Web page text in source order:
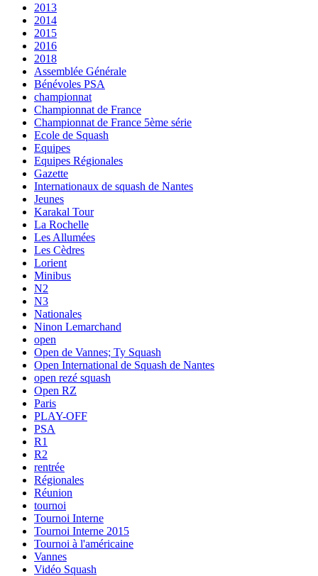
2013
2014
2015
2016
2018
Assemblée Générale
Bénévoles PSA
championnat
Championnat de France
Championnat de France 5ème série
Ecole de Squash
Equipes
Equipes Régionales
Gazette
Internationaux de squash de Nantes
Jeunes
Karakal Tour
La Rochelle
Les Allumées
Les Cèdres
Lorient
Minibus
N2
N3
Nationales
Ninon Lemarchand
open
Open de Vannes; Ty Squash
Open International de Squash de Nantes
open rezé squash
Open RZ
Paris
PLAY-OFF
PSA
R1
R2
rentrée
Régionales
Réunion
tournoi
Tournoi Interne
Tournoi Interne 2015
Tournoi à l'américaine
Vannes
Vidéo Squash